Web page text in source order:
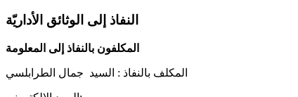
النفاذ إلى الوثائق الأداريّة
المكلفون بالنفاذ إلى المعلومة
المكلف بالنفاذ : السيد جمال الطرابلسي